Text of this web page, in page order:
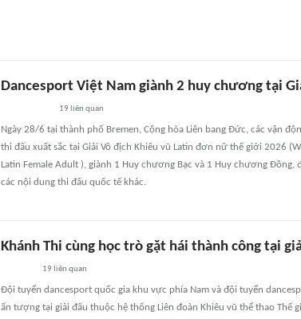
Dancesport Việt Nam giành 2 huy chương tại
19 liên quan
Ngày 28/6 tại thành phố Bremen, Cộng hòa Liên bang Đức, các vận
thi đấu xuất sắc tại Giải Vô địch Khiêu vũ Latin đơn nữ thế giới 2026
Latin Female Adult ), giành 1 Huy chương Bạc và 1 Huy chương
các nội dung thi đấu quốc tế khác.
Khánh Thi cùng học trò gặt hái thành công tại
19 liên quan
Đội tuyển dancesport quốc gia khu vực phía Nam và đội tuyển
ấn tượng tại giải đấu thuộc hệ thống Liên đoàn Khiêu vũ thể thao Thế